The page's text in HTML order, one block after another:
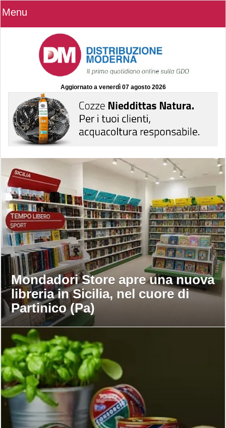
Menu
Aggiornato a venerdì 07 agosto 2026
Mondadori Store apre una nuova
libreria in Sicilia, nel cuore di
Partinico (Pa)